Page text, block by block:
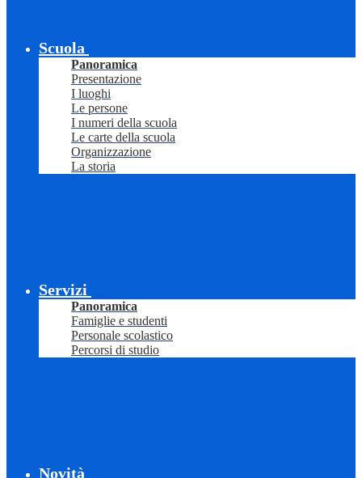
Scuola
Panoramica
Presentazione
I luoghi
Le persone
I numeri della scuola
Le carte della scuola
Organizzazione
La storia
Servizi
Panoramica
Famiglie e studenti
Personale scolastico
Percorsi di studio
Novità